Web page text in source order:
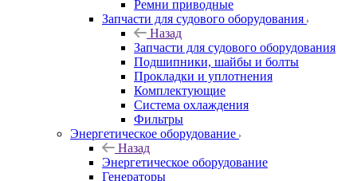
Ремни приводные
Запчасти для судового оборудования
Назад
Запчасти для судового оборудования
Подшипники, шайбы и болты
Прокладки и уплотнения
Комплектующие
Система охлаждения
Фильтры
Энергетическое оборудование
Назад
Энергетическое оборудование
Генераторы